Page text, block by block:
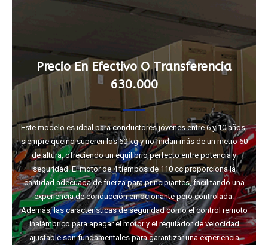
Precio En Efectivo O Transferencia
630.000
Este modelo es ideal para conductores jóvenes entre 6 y 10 años,
siempre que no superen los 60 kg y no midan más de un metro 60
de altura, ofreciendo un equilibrio perfecto entre potencia y
seguridad. El motor de 4 tiempos de 110 cc proporciona la
cantidad adecuada de fuerza para principiantes, facilitando una
experiencia de conducción emocionante pero controlada.
Además, las características de seguridad como el control remoto
inalámbrico para apagar el motor y el regulador de velocidad
ajustable son fundamentales para garantizar una experiencia